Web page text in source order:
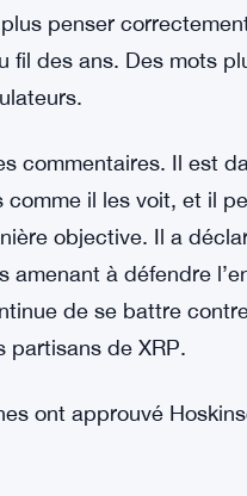
penser
fil des ans. Des mots
commentaires. Il est
il les voit, et il
objective. Il a
à défendre
de se battre
partisans de XRP.
ont approuvé